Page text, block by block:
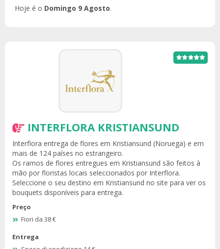
Hoje é o Domingo 9 Agosto.
INTERFLORA KRISTIANSUND
Interflora entrega de flores em Kristiansund (Noruega) e em
mais de 124 países no estrangeiro.
Os ramos de flores entregues em Kristiansund são feitos à
mão por floristas locais seleccionados por Interflora.
Seleccione o seu destino em Kristiansund no site para ver os
bouquets disponíveis para entrega.
Preço
Fiori da 38 €
Entrega